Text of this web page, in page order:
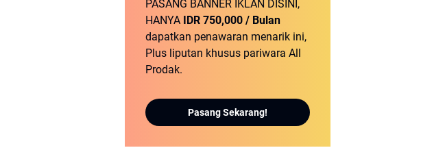
PASANG BANNER IKLAN DISINI,
HANYA
IDR 750,000 / Bulan
dapatkan penawaran menarik ini,
Plus liputan khusus pariwara All
Prodak.
Pasang Sekarang!